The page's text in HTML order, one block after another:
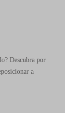
Descubra por
a